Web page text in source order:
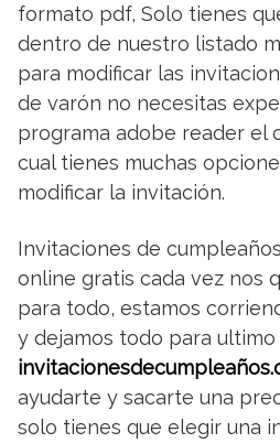
formato pdf, Solo tienes
dentro de nuestro listado
para modificar las
de varón no necesitas
programa adobe reader el
cual tienes muchas
modificar la invitación.
Invitaciones de
online gratis cada vez nos
para todo, estamos
y dejamos todo para
ayudarte y sacarte una
solo tienes que elegir una